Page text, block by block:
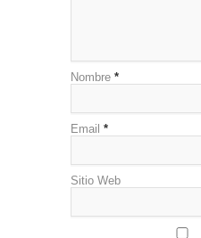
Nombre *
Email *
Sitio Web